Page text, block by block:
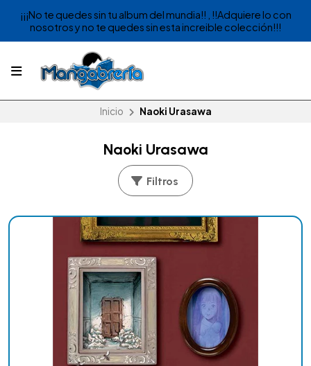
¡¡¡No te quedes sin tu album del mundia!! , !!Adquiere lo con
nosotros y no te quedes sin esta increible colección!!!
Inicio Naoki Urasawa
Naoki Urasawa
Filtros